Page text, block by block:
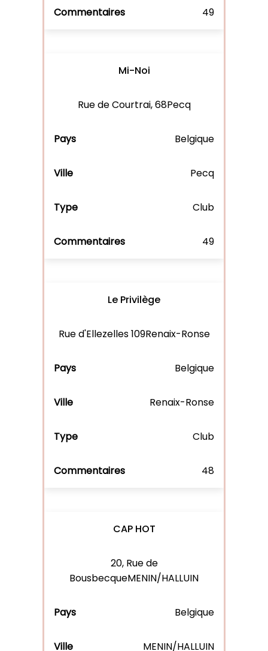
49
Mi-Noi
Rue de Courtrai, 68Pecq
Belgique
Pecq
Club
49
Le Privilège
Rue d'Ellezelles 109Renaix-Ronse
Belgique
Renaix-Ronse
Club
48
CAP HOT
20, Rue de
BousbecqueMENIN/HALLUIN
Belgique
MENIN/HALLUIN